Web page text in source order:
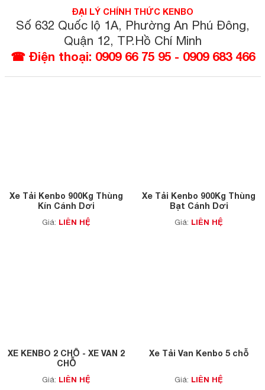
ĐẠI LÝ CHÍNH THỨC KENBO
Số 632 Quốc lộ 1A, Phường An Phú Đông,
Quận 12, TP.Hồ Chí Minh
☎ Điện thoại: 0909 66 75 95 - 0909 683 466
Xe Tải Kenbo 900Kg Thùng
Kín Cánh Dơi
Giá: LIÊN HỆ
Xe Tải Kenbo 900Kg Thùng
Bạt Cánh Dơi
Giá: LIÊN HỆ
XE KENBO 2 CHỖ - XE VAN 2
CHỖ
Giá: LIÊN HỆ
Xe Tải Van Kenbo 5 chỗ
Giá: LIÊN HỆ